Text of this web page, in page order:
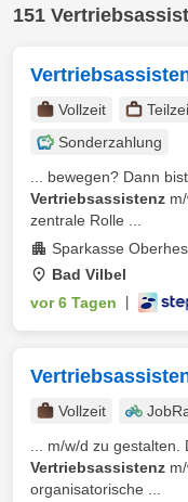
151
Vollzeit
Sonderzahlung
... bewegen? Dann
Vertriebsassistenz
zentrale Rolle ...
Sparkasse
Bad Vilbel
vor 6 Tagen
Vollzeit
... m/w/d zu
Vertriebsassistenz
organisatorische ...